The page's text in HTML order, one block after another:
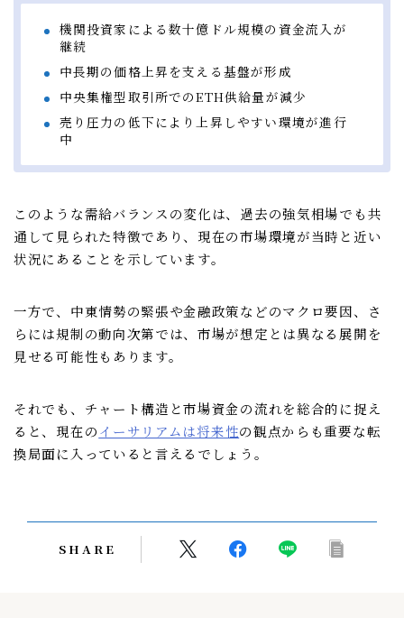
機関投資家による数十億ドル規模の資金流入が
継続
中長期の価格上昇を支える基盤が形成
中央集権型取引所でのETH供給量が減少
売り圧力の低下により上昇しやすい環境が進行
中
このような需給バランスの変化は、過去の強気相場でも共
通して見られた特徴であり、現在の市場環境が当時と近い
状況にあることを示しています。
一方で、中東情勢の緊張や金融政策などのマクロ要因、さ
らには規制の動向次第では、市場が想定とは異なる展開を
見せる可能性もあります。
それでも、チャート構造と市場資金の流れを総合的に捉え
ると、現在のイーサリアムは将来性の観点からも重要な転
換局面に入っていると言えるでしょう。
SHARE